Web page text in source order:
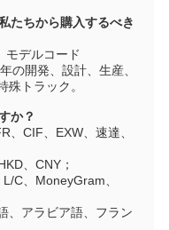
たちから購入するべき
モデルコード
の開発、設計、生産、
トラック。
か？
、CIF、EXW、速達、
、CNY；
C、MoneyGram、
、アラビア語、フラン